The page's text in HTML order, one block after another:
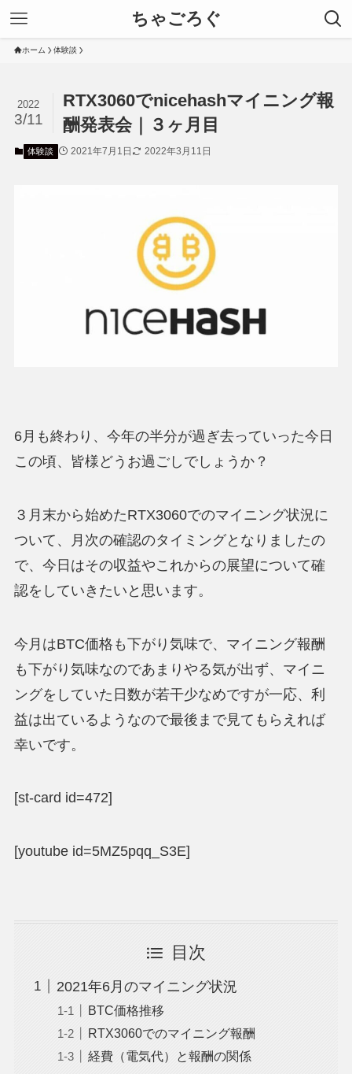
ちゃごろぐ
ホーム 体験談
RTX3060でnicehashマイニング報
酬発表会｜３ヶ月目
2022
3/11
体験談 2021年7月1日 2022年3月11日
6月も終わり、今年の半分が過ぎ去っていった今日
この頃、皆様どうお過ごしでしょうか？
３月末から始めたRTX3060でのマイニング状況に
ついて、月次の確認のタイミングとなりましたの
で、今日はその収益やこれからの展望について確
認をしていきたいと思います。
今月はBTC価格も下がり気味で、マイニング報酬
も下がり気味なのであまりやる気が出ず、マイニ
ングをしていた日数が若干少なめですが一応、利
益は出ているようなので最後まで見てもらえれば
幸いです。
[st-card id=472]
[youtube id=5MZ5pqq_S3E]
目次
2021年6月のマイニング状況
BTC価格推移
RTX3060でのマイニング報酬
経費（電気代）と報酬の関係